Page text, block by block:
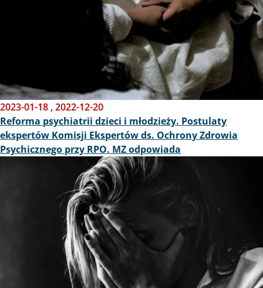
2023-01-18 ,2022-12-20
Reforma psychiatrii dzieci i młodzieży. Postulaty
ekspertów Komisji Ekspertów ds. Ochrony Zdrowia
Psychicznego przy RPO. MZ odpowiada